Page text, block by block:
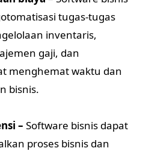
tugas-tugas
inventaris,
gaji, dan
menghemat waktu dan
bisnis.
– Software bisnis dapat
proses bisnis dan